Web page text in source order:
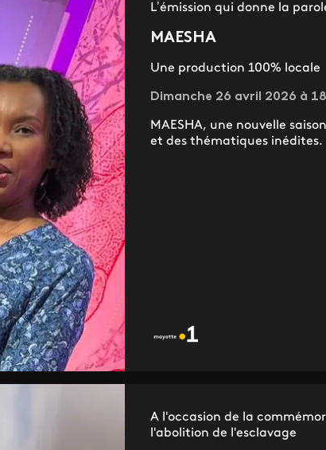
L’émission qui donne la
MAESHA
Une production 100% locale
Dimanche 26 avril 2026 à
MAESHA, une nouvelle
et des thématiques inédites.
A l'occasion de la
l'abolition de l'esclavage